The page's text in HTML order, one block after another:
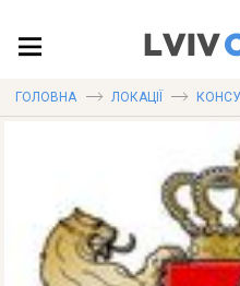
ПУБЛІКАЦІЇ
ГОЛОВНА ЛОКАЦІЇ